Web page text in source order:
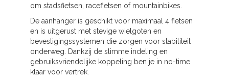
om stadsfietsen, racefietsen of mountainbikes.
De aanhanger is geschikt voor maximaal 4 fietsen
en is uitgerust met stevige wielgoten en
bevestigingssystemen die zorgen voor stabiliteit
onderweg. Dankzij de slimme indeling en
gebruiksvriendelijke koppeling ben je in no-time
klaar voor vertrek.